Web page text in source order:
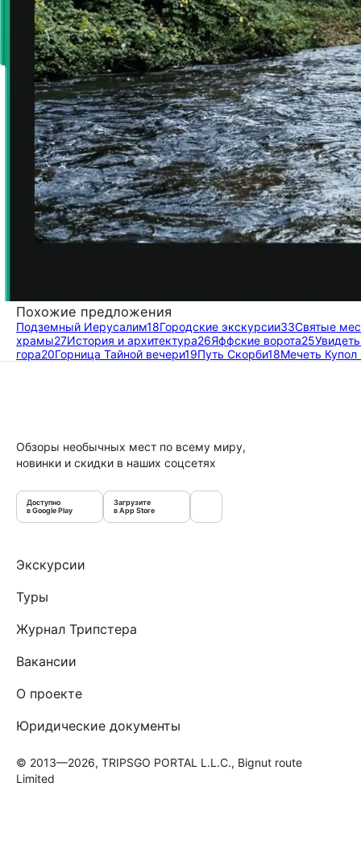
Похожие предложения
Подземный Иерусалим18Городские экскурсии33Святые
храмы27История и архитектура26Яффские ворота25
гора20Горница Тайной вечери19Путь Скорби18Мечеть
Обзоры необычных мест по всему миру,
новинки и скидки в наших соцсетях
Доступно
в Google Play
Загрузите
в App Store
Экскурсии
Туры
Журнал Трипстера
Вакансии
О проекте
Юридические документы
© 2013—2026, TRIPSGO PORTAL L.L.C., Bignut route
Limited